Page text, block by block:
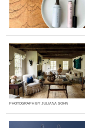
PHOTOGRAPH BY JULIANA SOHN